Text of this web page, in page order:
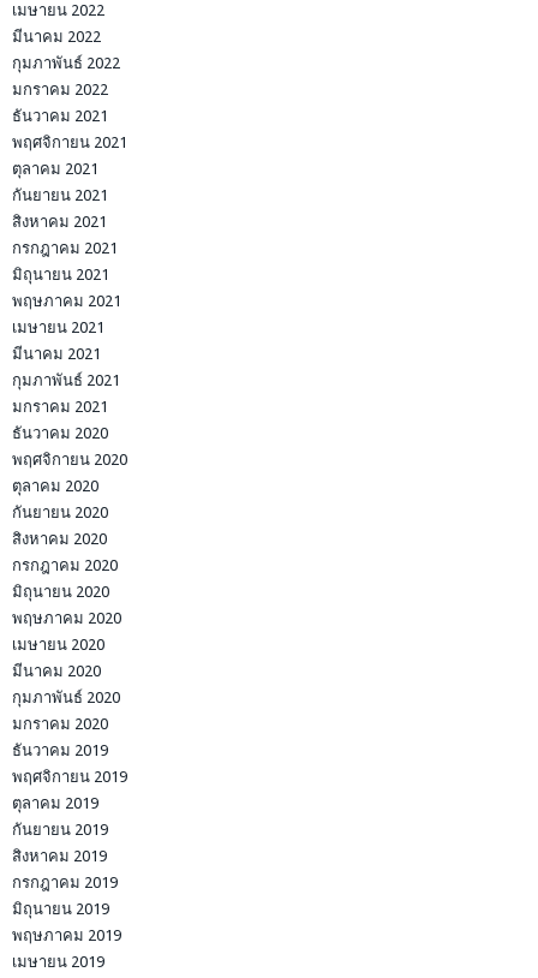
เมษายน 2022
มีนาคม 2022
กุมภาพันธ์ 2022
มกราคม 2022
ธันวาคม 2021
พฤศจิกายน 2021
ตุลาคม 2021
กันยายน 2021
สิงหาคม 2021
กรกฎาคม 2021
มิถุนายน 2021
พฤษภาคม 2021
เมษายน 2021
มีนาคม 2021
กุมภาพันธ์ 2021
มกราคม 2021
ธันวาคม 2020
พฤศจิกายน 2020
ตุลาคม 2020
กันยายน 2020
สิงหาคม 2020
กรกฎาคม 2020
มิถุนายน 2020
พฤษภาคม 2020
เมษายน 2020
มีนาคม 2020
กุมภาพันธ์ 2020
มกราคม 2020
ธันวาคม 2019
พฤศจิกายน 2019
ตุลาคม 2019
กันยายน 2019
สิงหาคม 2019
กรกฎาคม 2019
มิถุนายน 2019
พฤษภาคม 2019
เมษายน 2019